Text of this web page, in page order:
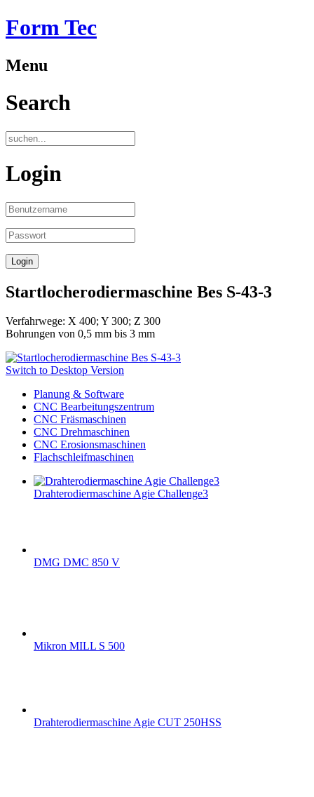
Form Tec
Menu
Search
Login
Startlocherodiermaschine Bes S-43-3
Verfahrwege: X 400; Y 300; Z 300
Bohrungen von 0,5 mm bis 3 mm
Switch to Desktop Version
Planung & Software
CNC Bearbeitungszentrum
CNC Fräsmaschinen
CNC Drehmaschinen
CNC Erosionsmaschinen
Flachschleifmaschinen
Drahterodiermaschine Agie Challenge3
DMG DMC 850 V
Mikron MILL S 500
Drahterodiermaschine Agie CUT 250HSS